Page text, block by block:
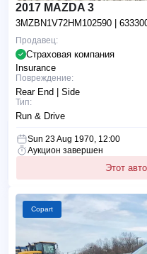
2017 MAZDA 3
3MZBN1V72HM102590 |
Продавец:
Страховая компания
Insurance
Повреждение:
Rear End | Side
Тип:
Run & Drive
Sun 23 Aug 1970, 12:00
Аукцион завершен
Этот
Copart